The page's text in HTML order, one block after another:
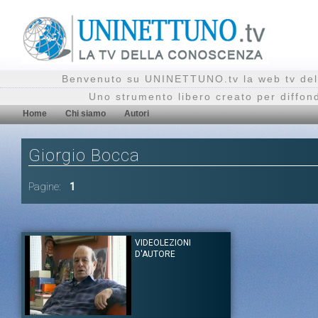
Benvenuto su UNINETTUNO.tv la web tv
Uno strumento libero creato per
Home Chi siamo Autori
Giorgio Bocca
Pagine: 1
VIDEOLEZIONI
D'AUTORE